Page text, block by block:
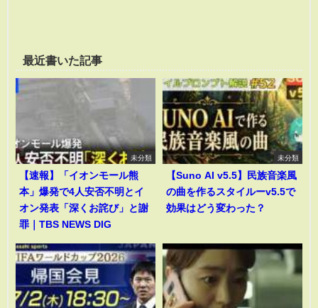
最近書いた記事
未分類
【速報】「イオンモール熊
本」爆発で4人安否不明とイ
オン発表「深くお詫び」と謝
罪｜TBS NEWS DIG
未分類
【Suno AI v5.5】民族音楽風
の曲を作るスタイルーv5.5で
効果はどう変わった？